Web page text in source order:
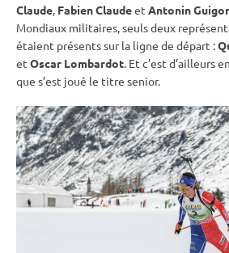
Claude, Fabien Claudeet Antonin
Mondiaux militaires, seuls deux
étaient présents sur la ligne de départ :
et Oscar Lombardot. Et c’est d’ailleurs
que s’est joué le titre senior.